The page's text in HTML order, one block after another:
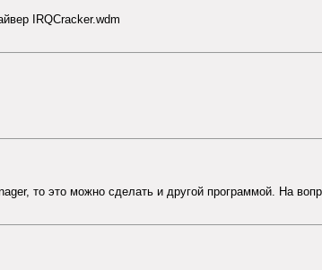
IRQCracker.wdm
то это можно сделать и другой программой. На